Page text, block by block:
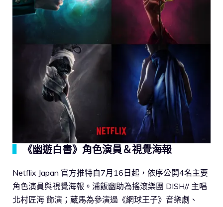
《幽遊白書》角色演員＆視覺海報
Netflix Japan 官方推特自7月16日起，依序公開4名主要
角色演員與視覺海報。浦飯幽助為搖滾樂團 DISH// 主唱
北村匠海 飾演；蔵馬為參演過《網球王子》音樂劇、